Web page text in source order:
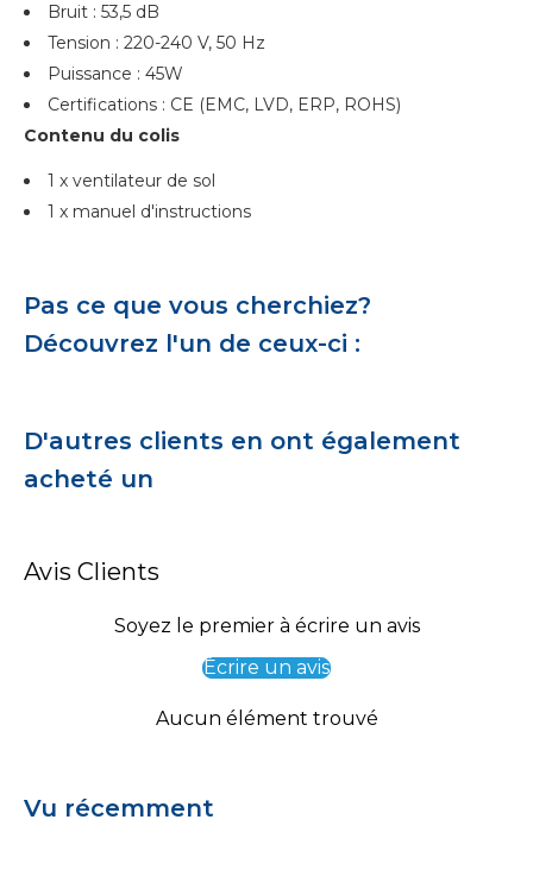
Bruit : 53,5 dB
Tension : 220-240 V, 50 Hz
Puissance : 45W
Certifications : CE (EMC, LVD, ERP, ROHS)
Contenu du colis
1 x ventilateur de sol
1 x manuel d'instructions
Pas ce que vous cherchiez?
Découvrez l'un de ceux-ci :
D'autres clients en ont également
acheté un
Avis Clients
Soyez le premier à écrire un avis
Écrire un avis
Aucun élément trouvé
Vu récemment